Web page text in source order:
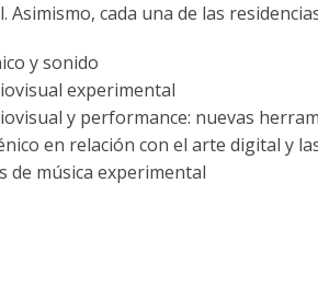
Asimismo, cada una de las
y sonido
experimental
y performance: nuevas
en relación con el arte digital y
música experimental